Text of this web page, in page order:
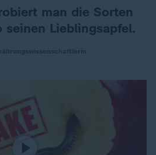
man die Sorten
Lieblingsapfel.